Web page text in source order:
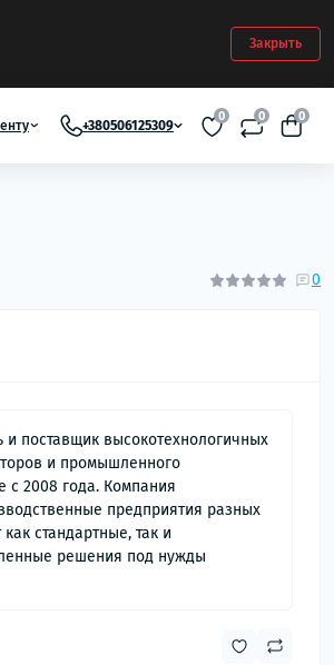
Закрыть
+380506125309
0 0 0
0
поставщик высокотехнологичных
и промышленного
с 2008 года. Компания
предприятия разных
стандартные, так и
решения под нужды